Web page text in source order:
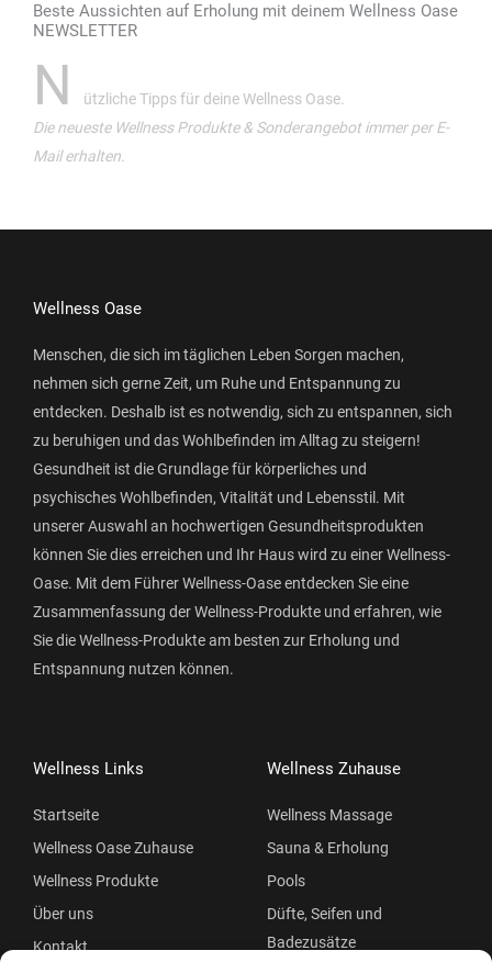
Beste Aussichten auf Erholung mit deinem Wellness Oase
NEWSLETTER
N
ützliche Tipps für deine Wellness Oase.
Die neueste Wellness Produkte & Sonderangebot immer per E-
Mail erhalten.
Wellness Oase
Menschen, die sich im täglichen Leben Sorgen machen,
nehmen sich gerne Zeit, um Ruhe und Entspannung zu
entdecken. Deshalb ist es notwendig, sich zu entspannen, sich
zu beruhigen und das Wohlbefinden im Alltag zu steigern!
Gesundheit ist die Grundlage für körperliches und
psychisches Wohlbefinden, Vitalität und Lebensstil. Mit
unserer Auswahl an hochwertigen Gesundheitsprodukten
können Sie dies erreichen und Ihr Haus wird zu einer Wellness-
Oase. Mit dem Führer Wellness-Oase entdecken Sie eine
Zusammenfassung der Wellness-Produkte und erfahren, wie
Sie die Wellness-Produkte am besten zur Erholung und
Entspannung nutzen können.
Wellness Links
Startseite
Wellness Oase Zuhause
Wellness Produkte
Über uns
Kontakt
Wellness Zuhause
Wellness Massage
Sauna & Erholung
Pools
Düfte, Seifen und
Badezusätze